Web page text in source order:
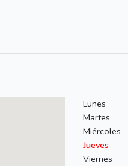
Lunes
Martes
Miércoles
Jueves
Viernes